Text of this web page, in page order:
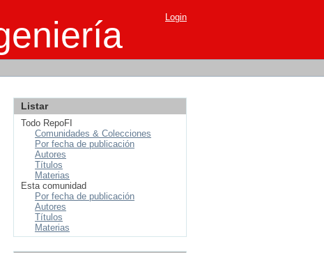
Login
Listar
Todo RepoFI
Comunidades & Colecciones
Por fecha de publicación
Autores
Títulos
Materias
Esta comunidad
Por fecha de publicación
Autores
Títulos
Materias